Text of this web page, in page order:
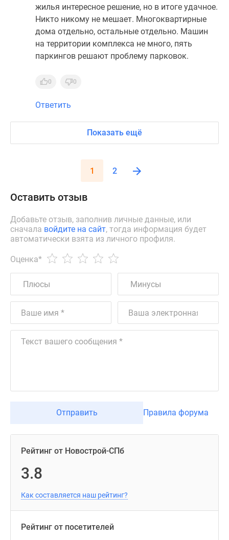
жилья интересное решение, но в итоге удачное.
Никто никому не мешает. Многоквартирные
дома отдельно, остальные отдельно. Машин
на территории комплекса не много, пять
паркингов решают проблему парковок.
0 0
Ответить
Показать ещё
1 2
Оставить отзыв
Добавьте отзыв, заполнив личные данные, или
сначала войдите на сайт, тогда информация будет
автоматически взята из личного профиля.
Оценка*
Отправить Правила форума
Рейтинг от Новострой-СПб
3.8
Как составляется наш рейтинг?
Рейтинг от посетителей